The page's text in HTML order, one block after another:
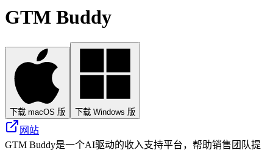
GTM Buddy
下载 macOS 版 下载 Windows 版
网站
GTM Buddy是一个AI驱动的收入支持平台，帮助销售团队提